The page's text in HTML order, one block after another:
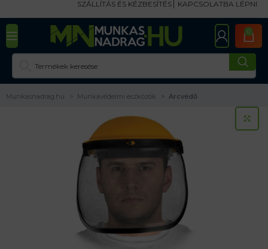
SZÁLLÍTÁS ÉS KÉZBESÍTÉS KAPCSOLATBA LÉPNI
0
Munkasnadrag.hu Munkavédelmi eszközök Arcvédő